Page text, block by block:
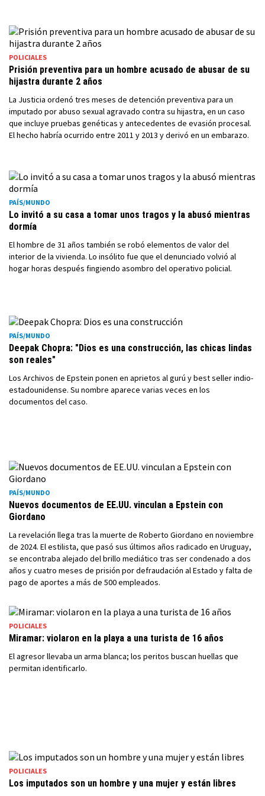
POLICIALES
Prisión preventiva para un hombre acusado de abusar de su
hijastra durante 2 años
La Justicia ordenó tres meses de detención preventiva para un
imputado por abuso sexual agravado contra su hijastra, en un caso
que incluye pruebas genéticas y antecedentes de evasión procesal.
El hecho habría ocurrido entre 2011 y 2013 y derivó en un embarazo.
PAÍS/MUNDO
Lo invitó a su casa a tomar unos tragos y la abusó mientras
dormía
El hombre de 31 años también se robó elementos de valor del
interior de la vivienda. Lo insólito fue que el denunciado volvió al
hogar horas después fingiendo asombro del operativo policial.
PAÍS/MUNDO
Deepak Chopra: "Dios es una construcción, las chicas lindas
son reales"
Los Archivos de Epstein ponen en aprietos al gurú y best seller indio-
estadounidense. Su nombre aparece varias veces en los
documentos del caso.
PAÍS/MUNDO
Nuevos documentos de EE.UU. vinculan a Epstein con
Giordano
La revelación llega tras la muerte de Roberto Giordano en noviembre
de 2024. El estilista, que pasó sus últimos años radicado en Uruguay,
se encontraba alejado del brillo mediático tras ser condenado a dos
años y cuatro meses de prisión por defraudación al Estado y falta de
pago de aportes a más de 500 empleados.
POLICIALES
Miramar: violaron en la playa a una turista de 16 años
El agresor llevaba un arma blanca; los peritos buscan huellas que
permitan identificarlo.
POLICIALES
Los imputados son un hombre y una mujer y están libres